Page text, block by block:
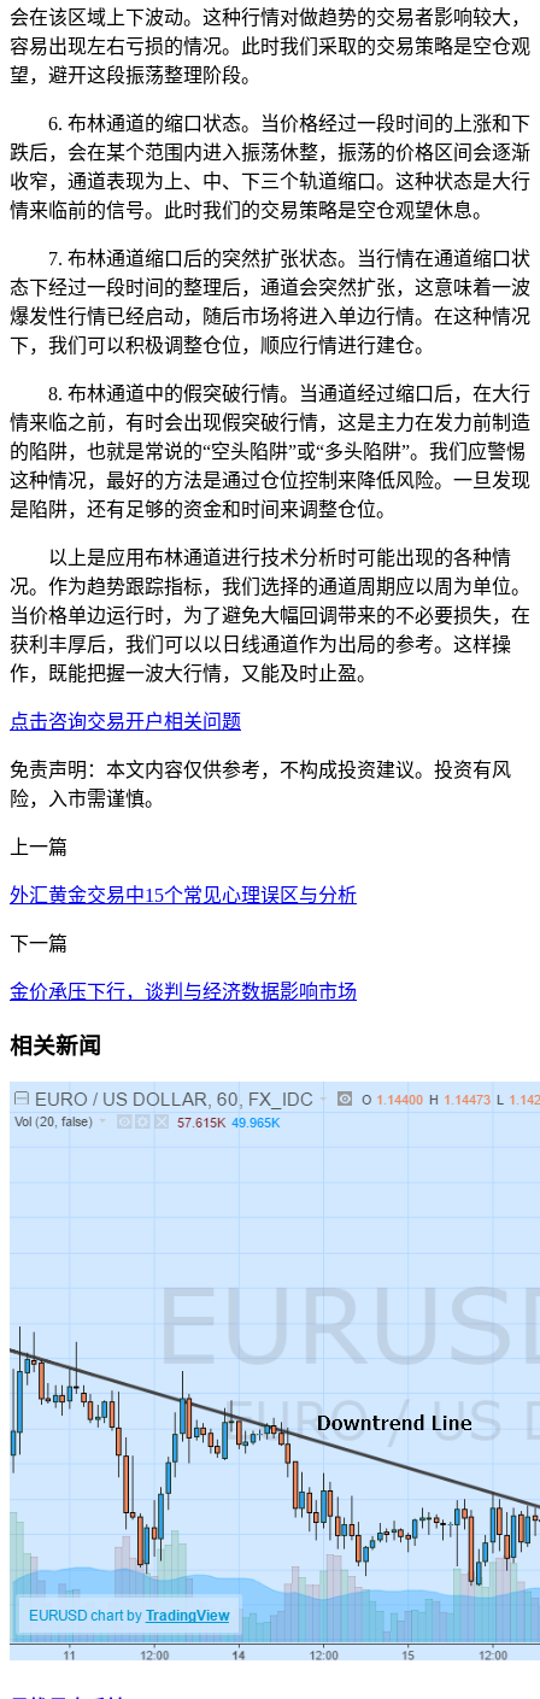
会在该区域上下波动。这种行情对做趋势的交易者影响较大，
容易出现左右亏损的情况。此时我们采取的交易策略是空仓观
望，避开这段振荡整理阶段。
6. 布林通道的缩口状态。当价格经过一段时间的上涨和下
跌后，会在某个范围内进入振荡休整，振荡的价格区间会逐渐
收窄，通道表现为上、中、下三个轨道缩口。这种状态是大行
情来临前的信号。此时我们的交易策略是空仓观望休息。
7. 布林通道缩口后的突然扩张状态。当行情在通道缩口状
态下经过一段时间的整理后，通道会突然扩张，这意味着一波
爆发性行情已经启动，随后市场将进入单边行情。在这种情况
下，我们可以积极调整仓位，顺应行情进行建仓。
8. 布林通道中的假突破行情。当通道经过缩口后，在大行
情来临之前，有时会出现假突破行情，这是主力在发力前制造
的陷阱，也就是常说的“空头陷阱”或“多头陷阱”。我们应警惕
这种情况，最好的方法是通过仓位控制来降低风险。一旦发现
是陷阱，还有足够的资金和时间来调整仓位。
以上是应用布林通道进行技术分析时可能出现的各种情
况。作为趋势跟踪指标，我们选择的通道周期应以周为单位。
当价格单边运行时，为了避免大幅回调带来的不必要损失，在
获利丰厚后，我们可以以日线通道作为出局的参考。这样操
作，既能把握一波大行情，又能及时止盈。
点击咨询交易开户相关问题
免责声明：本文内容仅供参考，不构成投资建议。投资有风
险，入市需谨慎。
上一篇
外汇黄金交易中15个常见心理误区与分析
下一篇
金价承压下行，谈判与经济数据影响市场
相关新闻